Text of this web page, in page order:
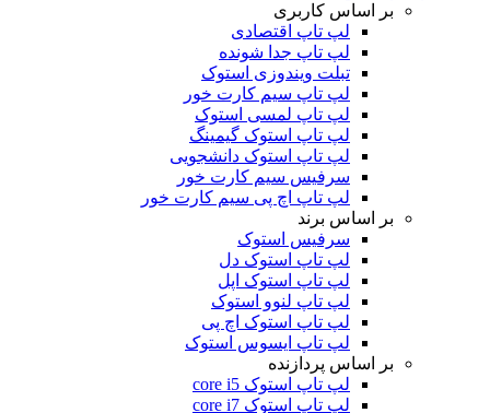
بر اساس کاربری
لپ تاپ اقتصادی
لپ تاپ جدا شونده
تبلت ویندوزی استوک
لپ تاپ سیم کارت خور
لپ تاپ لمسی استوک
لپ تاپ استوک گیمینگ
لپ تاپ استوک دانشجویی
سرفیس سیم کارت خور
لپ تاپ اچ پی سیم کارت خور
بر اساس برند
سرفیس استوک
لپ تاپ استوک دل
لپ تاپ استوک اپل
لپ تاپ لنوو استوک
لپ تاپ استوک اچ پی
لپ تاپ ایسوس استوک
بر اساس پردازنده
لپ تاپ استوک core i5
لپ تاپ استوک core i7